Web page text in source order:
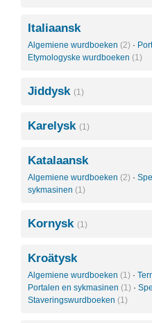
Italiaansk
Algemiene wurdboeken (2) ·
Etymologyske wurdboeken (1)
Jiddysk (1)
Karelysk (1)
Katalaansk
Algemiene wurdboeken (2) ·
sykmasinen (1)
Kornysk (1)
Kroätysk
Algemiene wurdboeken (1) ·
Portalen en sykmasinen (1) ·
Staveringswurdboeken (1)